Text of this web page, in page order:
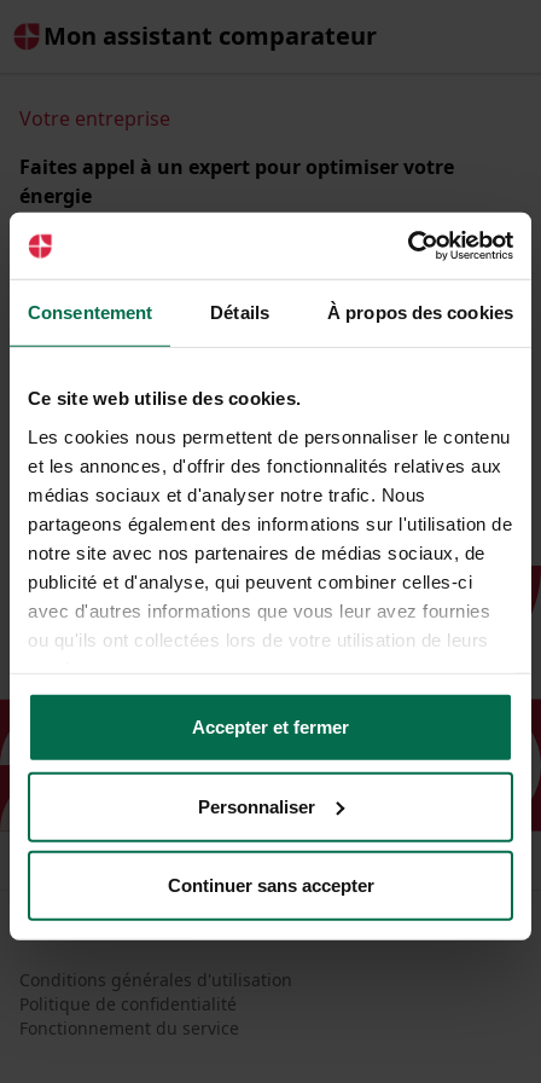
Consentement Détails À propos des cookies
Ce site web utilise des cookies.
Les cookies nous permettent de personnaliser le contenu
et les annonces, d'offrir des fonctionnalités relatives aux
médias sociaux et d'analyser notre trafic. Nous
partageons également des informations sur l'utilisation de
notre site avec nos partenaires de médias sociaux, de
publicité et d'analyse, qui peuvent combiner celles-ci
avec d'autres informations que vous leur avez fournies
ou qu'ils ont collectées lors de votre utilisation de leurs
Accepter et fermer
Personnaliser
Continuer sans accepter
Mon assistant comparateur
Votre entreprise
Faites appel à un expert pour optimiser votre
énergie
Comparez les offres d'énergie de + de 30 fournisseurs
partenaires et réduisez la facture de votre entreprise.
Raison sociale ou SIREN
C'est parti !
Conditions générales d'utilisation
Politique de confidentialité
Fonctionnement du service